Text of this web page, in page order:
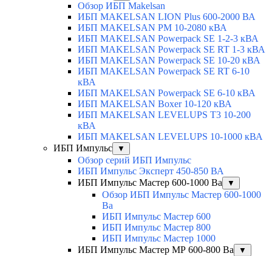
Обзор ИБП Makelsan
ИБП MAKELSAN LION Plus 600-2000 ВА
ИБП MAKELSAN PM 10-2080 кВА
ИБП MAKELSAN Powerpack SE 1-2-3 кВА
ИБП MAKELSAN Powerpack SE RT 1-3 кВА
ИБП MAKELSAN Powerpack SE 10-20 кВА
ИБП MAKELSAN Powerpack SE RT 6-10
кВА
ИБП MAKELSAN Powerpack SE 6-10 кВА
ИБП MAKELSAN Boxer 10-120 кВА
ИБП MAKELSAN LEVELUPS T3 10-200
кВА
ИБП MAKELSAN LEVELUPS 10-1000 кВА
ИБП Импульс
▼
Обзор серий ИБП Импульс
ИБП Импульс Эксперт 450-850 ВА
ИБП Импульс Мастер 600-1000 Ва
▼
Обзор ИБП Импульс Мастер 600-1000
Ва
ИБП Импульс Мастер 600
ИБП Импульс Мастер 800
ИБП Импульс Мастер 1000
ИБП Импульс Мастер МР 600-800 Ва
▼